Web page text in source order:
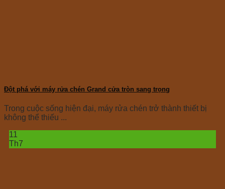
Đột phá với máy rửa chén Grand cửa tròn sang trọng
Trong cuộc sống hiện đại, máy rửa chén trở thành thiết bị
không thể thiếu ...
11
Th7